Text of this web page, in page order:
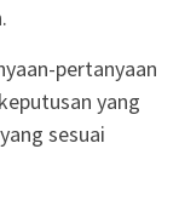
pertanyaan
yang
sesuai